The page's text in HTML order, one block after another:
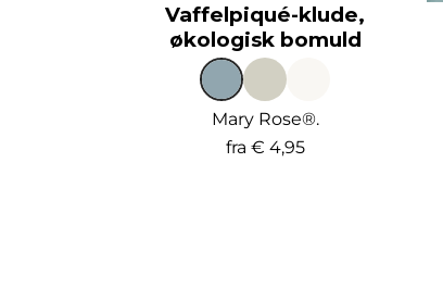
Vaffelpiqué-klude,
økologisk bomuld
Mary Rose®.
fra € 4,95